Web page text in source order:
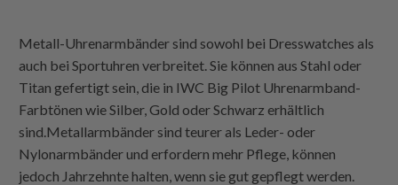
Metall-Uhrenarmbänder sind sowohl bei Dresswatches als
auch bei Sportuhren verbreitet. Sie können aus Stahl oder
Titan gefertigt sein, die in IWC Big Pilot Uhrenarmband-
Farbtönen wie Silber, Gold oder Schwarz erhältlich
sind.Metallarmbänder sind teurer als Leder- oder
Nylonarmbänder und erfordern mehr Pflege, können
jedoch Jahrzehnte halten, wenn sie gut gepflegt werden.